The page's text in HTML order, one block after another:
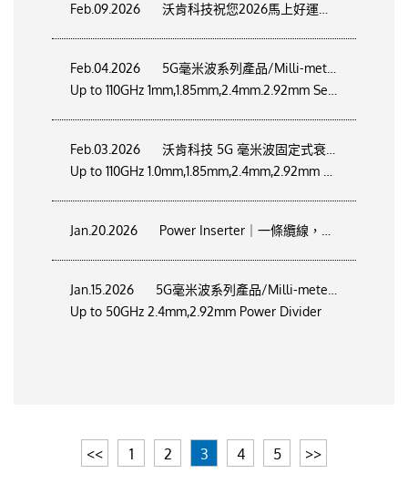
Feb.09.2026 沃肯科技祝您2026馬上好運來~
Feb.04.2026
5G毫米波系列產品/Milli-meter wave Product/
Up to 110GHz 1mm,1.85mm,2.4mm.2.92mm Series Coaxial Adapter
Feb.03.2026
沃肯科技 5G 毫米波固定式衰減器系列/
Up to 110GHz 1.0mm,1.85mm,2.4mm,2.92mm Fixed Attenuator
Jan.20.2026 Power Inserter｜一條纜線，同時解決訊號與供電需求
Jan.15.2026
5G毫米波系列產品/Milli-meter wave Product/
Up to 50GHz 2.4mm,2.92mm Power Divider
<< 1 2 3 4 5 >>